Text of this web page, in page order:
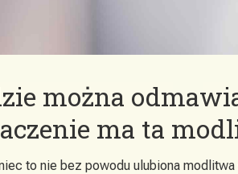
można
ma ta
to nie bez powodu ulubiona